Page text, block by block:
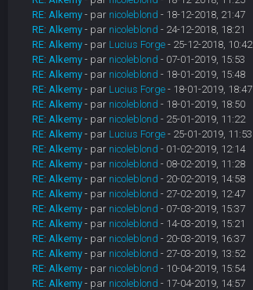
RE: Alkemy - par nicoleblond - 18-12-2018, 21:47
RE: Alkemy - par nicoleblond - 24-12-2018, 18:21
RE: Alkemy - par Lucius Forge- 25-12-2018, 10:42
RE: Alkemy - par nicoleblond - 07-01-2019, 15:53
RE: Alkemy - par nicoleblond - 18-01-2019, 15:48
RE: Alkemy - par Lucius Forge- 18-01-2019, 18:47
RE: Alkemy - par nicoleblond - 18-01-2019, 18:50
RE: Alkemy - par nicoleblond - 25-01-2019, 11:22
RE: Alkemy - par Lucius Forge- 25-01-2019, 11:53
RE: Alkemy - par nicoleblond - 01-02-2019, 12:14
RE: Alkemy - par nicoleblond - 08-02-2019, 11:28
RE: Alkemy - par nicoleblond - 20-02-2019, 14:58
RE: Alkemy - par nicoleblond - 27-02-2019, 12:47
RE: Alkemy - par nicoleblond - 07-03-2019, 15:37
RE: Alkemy - par nicoleblond - 14-03-2019, 15:21
RE: Alkemy - par nicoleblond - 20-03-2019, 16:37
RE: Alkemy - par nicoleblond - 27-03-2019, 13:52
RE: Alkemy - par nicoleblond - 10-04-2019, 15:54
RE: Alkemy - par nicoleblond - 17-04-2019, 14:57